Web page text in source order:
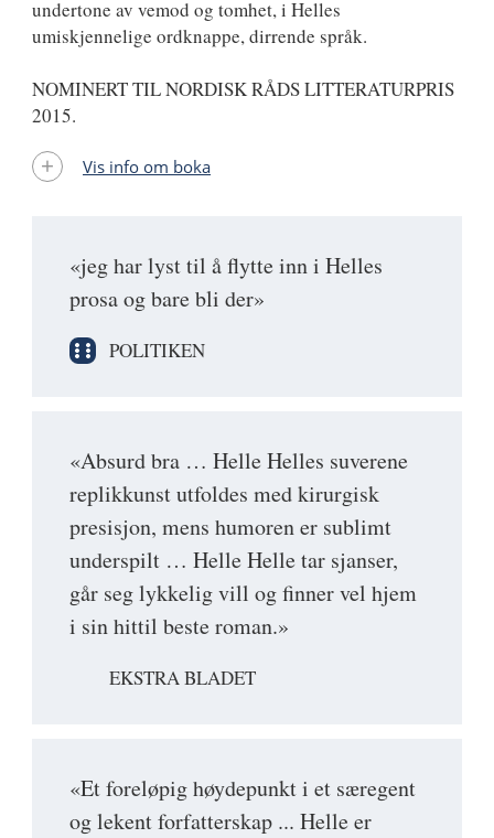
«jeg har lyst til å flytte inn i Helles
prosa og bare bli der»
POLITIKEN
«Absurd bra … Helle Helles suverene
replikkunst utfoldes med kirurgisk
presisjon, mens humoren er sublimt
underspilt … Helle Helle tar sjanser,
går seg lykkelig vill og finner vel hjem
i sin hittil beste roman.»
EKSTRA BLADET
«Et foreløpig høydepunkt i et særegent
og lekent forfatterskap ... Helle er
undertone av vemod og tomhet, i Helles
umiskjennelige ordknappe, dirrende språk.
NOMINERT TIL NORDISK RÅDS LITTERATURPRIS
2015.
Vis info om boka